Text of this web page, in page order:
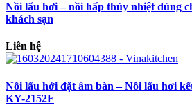
Nồi lẩu hơi – nồi hấp thủy nhiệt dùng
khách sạn
Liên hệ
Nồi lẩu hởi đặt âm bàn – Nồi lẩu hơi
KY-2152F